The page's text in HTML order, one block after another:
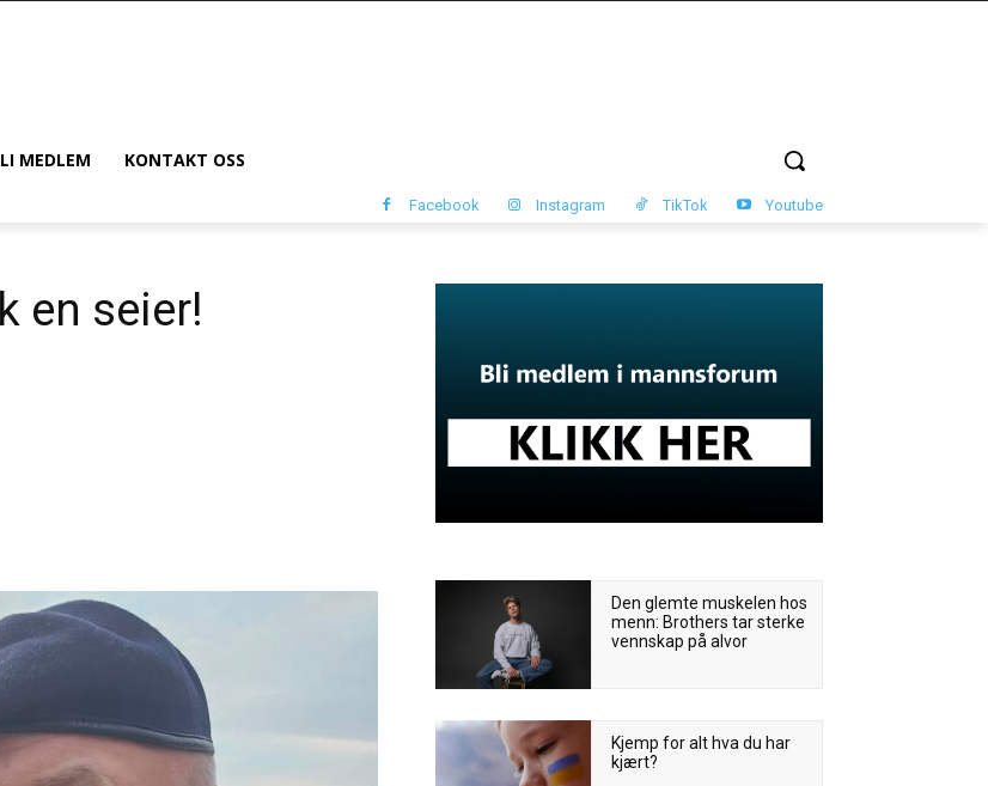
MEDLEM KONTAKT OSS
Facebook Instagram TikTok Youtube
en seier!
Den glemte muskelen hos
menn: Brothers tar sterke
vennskap på alvor
Kjemp for alt hva du har
kjært?